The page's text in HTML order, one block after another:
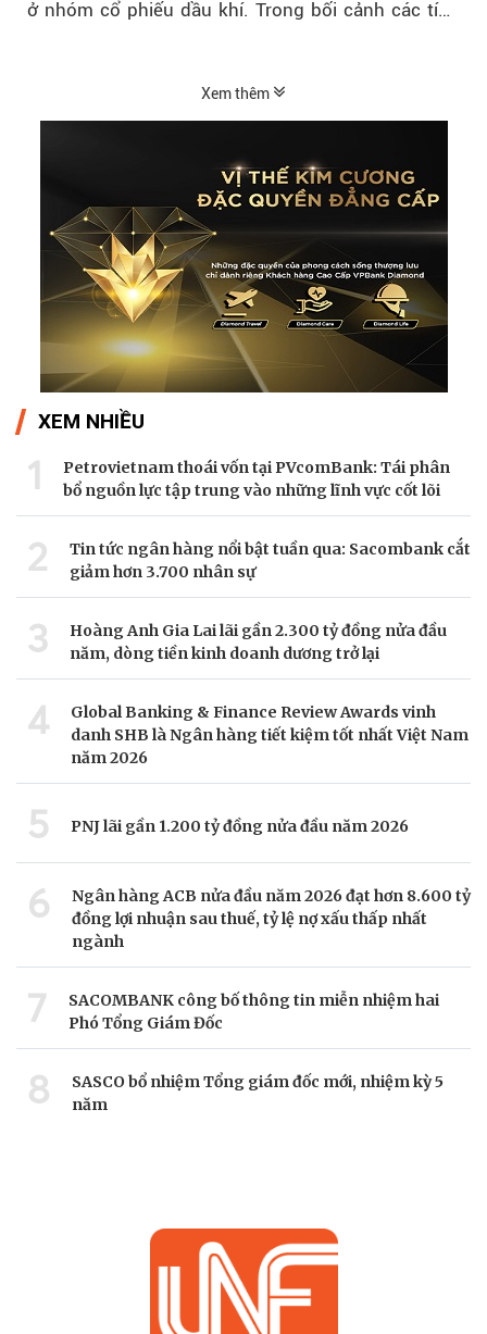
ở nhóm cổ phiếu dầu khí. Trong bối cảnh các tín
Xem thêm
XEM NHIỀU
1
Petrovietnam thoái vốn tại PVcomBank: Tái phân
bổ nguồn lực tập trung vào những lĩnh vực cốt lõi
2
Tin tức ngân hàng nổi bật tuần qua: Sacombank cắt
giảm hơn 3.700 nhân sự
3
Hoàng Anh Gia Lai lãi gần 2.300 tỷ đồng nửa đầu
năm, dòng tiền kinh doanh dương trở lại
4
Global Banking & Finance Review Awards vinh
danh SHB là Ngân hàng tiết kiệm tốt nhất Việt Nam
năm 2026
5 PNJ lãi gần 1.200 tỷ đồng nửa đầu năm 2026
6
Ngân hàng ACB nửa đầu năm 2026 đạt hơn 8.600 tỷ
đồng lợi nhuận sau thuế, tỷ lệ nợ xấu thấp nhất
ngành
7
SACOMBANK công bố thông tin miễn nhiệm hai
Phó Tổng Giám Đốc
8
SASCO bổ nhiệm Tổng giám đốc mới, nhiệm kỳ 5
năm